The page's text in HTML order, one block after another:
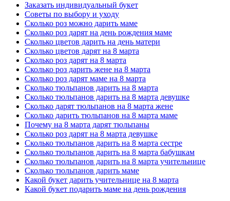
Заказать индивидуальный букет
Советы по выбору и уходу
Сколько роз можно дарить маме
Сколько роз дарят на день рождения маме
Сколько цветов дарить на день матери
Сколько цветов дарят на 8 марта
Сколько роз дарят на 8 марта
Сколько роз дарить жене на 8 марта
Сколько роз дарят маме на 8 марта
Сколько тюльпанов дарить на 8 марта
Сколько тюльпанов дарить на 8 марта девушке
Сколько дарят тюльпанов на 8 марта жене
Сколько дарить тюльпанов на 8 марта маме
Почему на 8 марта дарят тюльпаны
Сколько роз дарят на 8 марта девушке
Сколько тюльпанов дарить на 8 марта сестре
Сколько тюльпанов дарить на 8 марта бабушкам
Сколько тюльпанов дарить на 8 марта учительнице
Сколько тюльпанов дарить маме
Какой букет дарить учительнице на 8 марта
Какой букет подарить маме на день рождения
14 февраля – это день, который невозможно представить без
валентинок и цветов! Букет цветов поможет вам выразить свои
чувства к вашей избраннице, а также подарит радость и восторг
любимой девушке. Вы остановили свой выбор на розах, но
остаётся вопрос – сколько роз подарить девушке на 14 февраля?
Если вы выбираете розы с крупным бутоном и длинным стеблем
(от 70 см), то букет из 3-9 цветов букет смотреться очень
аккуратно и достойно. Классические розы хорошо смотрятся в
букете в количестве от 15 штук. Если же вы решили поразить
свою любимую шикарным букетом, то отличным выбором
станет букет из 51 или 101 розы. Особенное впечатление
произведет букет, собранный в форме сердца, ведь он без слов
ярко расскажет о ваших чувствах. Самое важное – наполните
подарок искренностью и любовью, тогда счастливая улыбка
любимой будет радовать вас очень долго!
Сколько роз подарить девушке на первом свидании
Первое свидание – это очень трепетное и волнительное
событие. Каждой девушке будет очень приятно получить от
своего спутника букет роз, такой презент поднимет настроение